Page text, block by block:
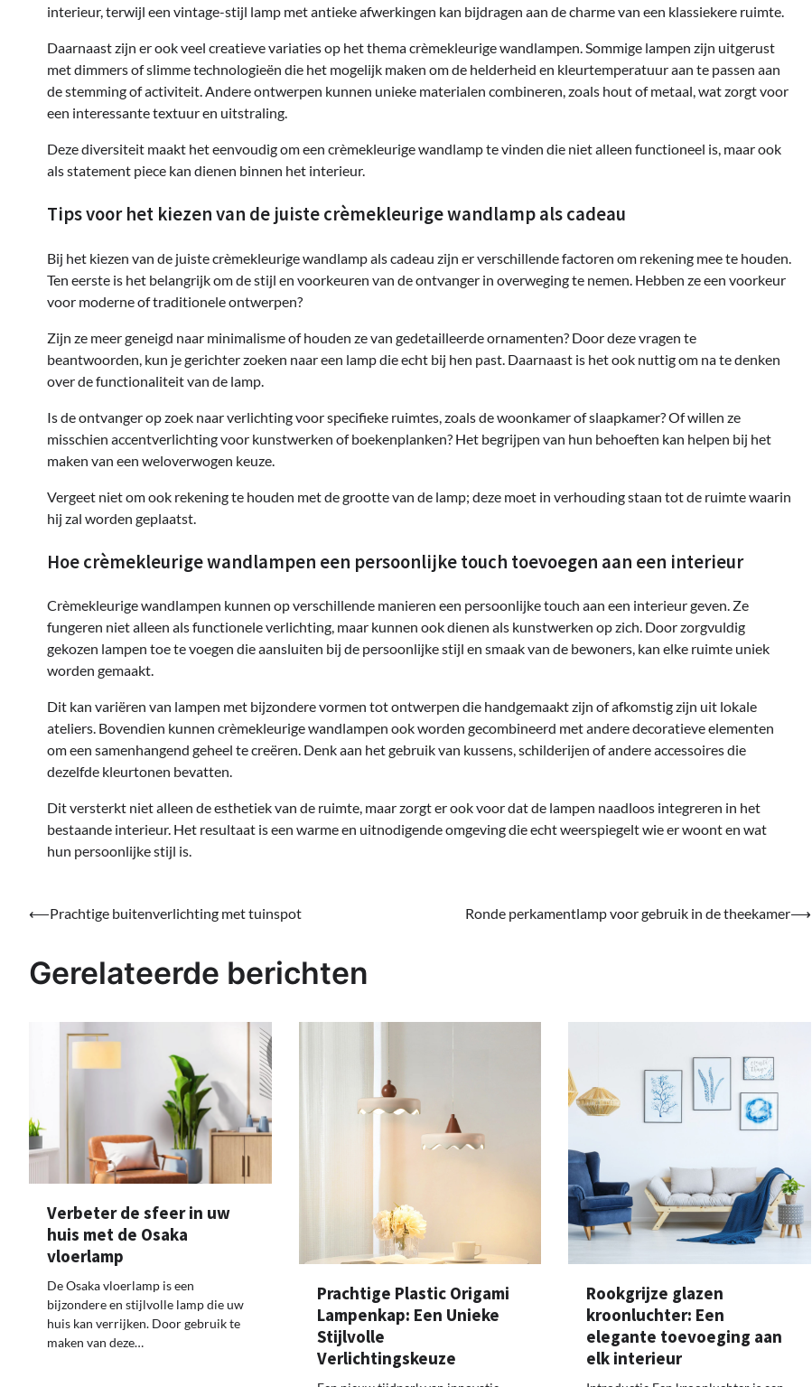
interieur, terwijl een vintage-stijl lamp met antieke afwerkingen kan bijdragen aan de charme van een klassiekere ruimte.
Daarnaast zijn er ook veel creatieve variaties op het thema crèmekleurige wandlampen. Sommige lampen zijn uitgerust
met dimmers of slimme technologieën die het mogelijk maken om de helderheid en kleurtemperatuur aan te passen aan
de stemming of activiteit. Andere ontwerpen kunnen unieke materialen combineren, zoals hout of metaal, wat zorgt voor
een interessante textuur en uitstraling.
Deze diversiteit maakt het eenvoudig om een crèmekleurige wandlamp te vinden die niet alleen functioneel is, maar ook
als statement piece kan dienen binnen het interieur.
Tips voor het kiezen van de juiste crèmekleurige wandlamp als cadeau
Bij het kiezen van de juiste crèmekleurige wandlamp als cadeau zijn er verschillende factoren om rekening mee te houden.
Ten eerste is het belangrijk om de stijl en voorkeuren van de ontvanger in overweging te nemen. Hebben ze een voorkeur
voor moderne of traditionele ontwerpen?
Zijn ze meer geneigd naar minimalisme of houden ze van gedetailleerde ornamenten? Door deze vragen te
beantwoorden, kun je gerichter zoeken naar een lamp die echt bij hen past. Daarnaast is het ook nuttig om na te denken
over de functionaliteit van de lamp.
Is de ontvanger op zoek naar verlichting voor specifieke ruimtes, zoals de woonkamer of slaapkamer? Of willen ze
misschien accentverlichting voor kunstwerken of boekenplanken? Het begrijpen van hun behoeften kan helpen bij het
maken van een weloverwogen keuze.
Vergeet niet om ook rekening te houden met de grootte van de lamp; deze moet in verhouding staan tot de ruimte waarin
hij zal worden geplaatst.
Hoe crèmekleurige wandlampen een persoonlijke touch toevoegen aan een interieur
Crèmekleurige wandlampen kunnen op verschillende manieren een persoonlijke touch aan een interieur geven. Ze
fungeren niet alleen als functionele verlichting, maar kunnen ook dienen als kunstwerken op zich. Door zorgvuldig
gekozen lampen toe te voegen die aansluiten bij de persoonlijke stijl en smaak van de bewoners, kan elke ruimte uniek
worden gemaakt.
Dit kan variëren van lampen met bijzondere vormen tot ontwerpen die handgemaakt zijn of afkomstig zijn uit lokale
ateliers. Bovendien kunnen crèmekleurige wandlampen ook worden gecombineerd met andere decoratieve elementen
om een samenhangend geheel te creëren. Denk aan het gebruik van kussens, schilderijen of andere accessoires die
dezelfde kleurtonen bevatten.
Dit versterkt niet alleen de esthetiek van de ruimte, maar zorgt er ook voor dat de lampen naadloos integreren in het
bestaande interieur. Het resultaat is een warme en uitnodigende omgeving die echt weerspiegelt wie er woont en wat
hun persoonlijke stijl is.
Bericht
⟵Prachtige buitenverlichting met tuinspot Ronde perkamentlamp voor gebruik in de theekamer⟶
Gerelateerde berichten
Verbeter de sfeer in uw
huis met de Osaka
vloerlamp
De Osaka vloerlamp is een
bijzondere en stijlvolle lamp die uw
huis kan verrijken. Door gebruik te
maken van deze…
Prachtige Plastic Origami
Lampenkap: Een Unieke
Stijlvolle
Verlichtingskeuze
Rookgrijze glazen
kroonluchter: Een
elegante toevoeging aan
elk interieur